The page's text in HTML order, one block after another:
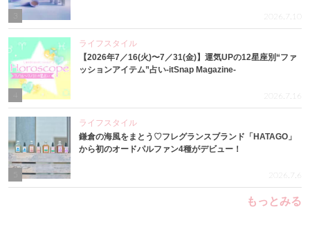
3 2026.7.10
4
ライフスタイル
【2026年7／16(火)〜7／31(金)】運気UPの12星座別“ファ
ッションアイテム”占い-itSnap Magazine-
2026.7.16
ライフスタイル
鎌倉の海風をまとう♡フレグランスブランド「HATAGO」
から初のオードパルファン4種がデビュー！
2026.7.6
もっとみる